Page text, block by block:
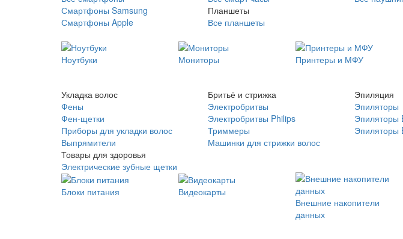
Смартфоны Samsung
Смартфоны Apple
Планшеты
Все планшеты
Ноутбуки Мониторы
Принтеры и МФУ
Укладка волос
Фены
Фен-щетки
Приборы для укладки волос
Выпрямители
Товары для здоровья
Электрические зубные щетки
Бритьё и стрижка
Электробритвы
Электробритвы Philips
Триммеры
Машинки для стрижки волос
Эпиляция
Эпиляторы
Эпиляторы
Эпиляторы
Блоки питания
Видеокарты
Внешние накопители
данных